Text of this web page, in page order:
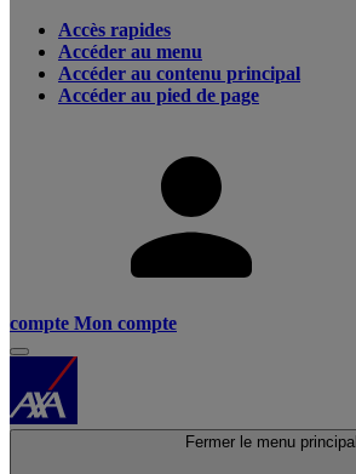
Accès rapides
Accéder au menu
Accéder au contenu principal
Accéder au pied de page
compte Mon compte
Fermer le menu principal